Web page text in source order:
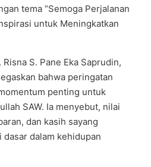
tema “Semoga Perjalanan
untuk Meningkatkan
S. Pane Eka Saprudin,
bahwa peringatan
penting untuk
SAW. Ia menyebut, nilai
dan kasih sayang
dalam kehidupan